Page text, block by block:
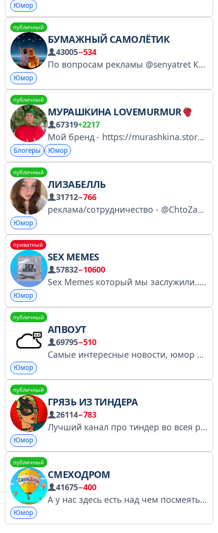
Юмор
публичный
БУМАЖНЫЙ САМОЛЁТИК
43005−534
По вопросам рекламы @senyatret Купить рекламу: https://telega.in/c/paperpublic Остерегайтесь мошенников! Мы в VK: https://vk.com/paper.comics РКН https://vk.cc/cIdEQu
Юмор
публичный
МУРАШКИНА LOVEMURMUR
67319+2217
Мой бренд - https://murashkina.store № 4892173868 Сотрудничество: 89156486177 (Владислав)
Блогеры Юмор
публичный
ЛИЗАБЕЛЛЬ
31712−766
реклама/сотрудничество - @ChtoZaAgency / @randi_agent2 / @yus_agency / @smeshagency / @fluffyPR / @Fockguu / @sheikhto / @geomgp / @Deem_agent / @minimouses1 Мой менеджер (по рекламе напрямую): @bellemanager
Юмор
приватный
SEX MEMES
57832−10600
Sex Memes который мы заслужили... По всем вопросам - @EPnad
Юмор
публичный
АПВОУТ
69795−510
Самые интересные новости, юмор и тренды из мира технологий, ИТ и бизнеса со всего интернета Для рекламы @krotovec так же можно к @TgPodbor_bot Предложить пост @upvote_proposal_bot РКН 4947222460 vk.cc/cHK2n6
Юмор
публичный
ГРЯЗЬ ИЗ ТИНДЕРА
26114−783
Лучший канал про тиндер во всея руси! Покупаю каналы от 2к охвата / купить рекламу @tradadv
Юмор
публичный
СМЕХОДРОМ
41675−400
А у нас здесь есть над чем посмеяться. Душевные шутки, анекдоты и забавные видео, это СмехоДром! Админ(Реклама): @smmdan , @smm2nd
Юмор